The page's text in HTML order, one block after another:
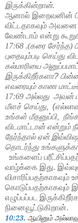
இருக்கின்றான்.
ஆனால் இறைவனின்
விட்டதாகவும் அவனை
வேண்டாம் என்று
17:68 .(கரை சேர்ந்த)
புதையும்படி செய்து
கல்மாரியை
இருக்கிறீர்களா?
எவரையும் காண
17:69 அல்லது அவன்
மீளச் செய்து,
(
உங்கள் மீதனுப்பி,
விடமாட்டான் என்றும்
நேர்ந்தால் ஏன்
தொடர்ந்து
உங்களைப்
வாழ்க்கை இது.
கொடுப்பதற்காகவும்
எழுப்பப்பட
நினைவூட்டுகிறான்.
10:23. ஆயினும்